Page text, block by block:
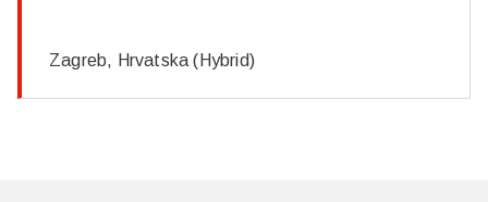
Zagreb, Hrvatska (Hybrid)